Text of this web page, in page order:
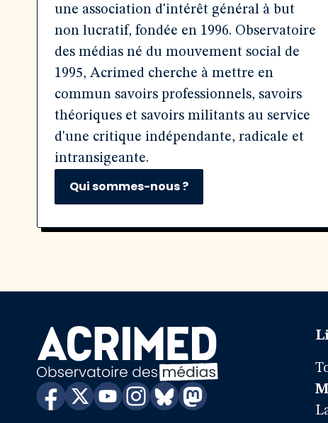
une association d'intérêt général à but
non lucratif, fondée en 1996. Observatoire
des médias né du mouvement social de
1995, Acrimed cherche à mettre en
commun savoirs professionnels, savoirs
théoriques et savoirs militants au service
d'une critique indépendante, radicale et
intransigeante.
Qui sommes-nous ?